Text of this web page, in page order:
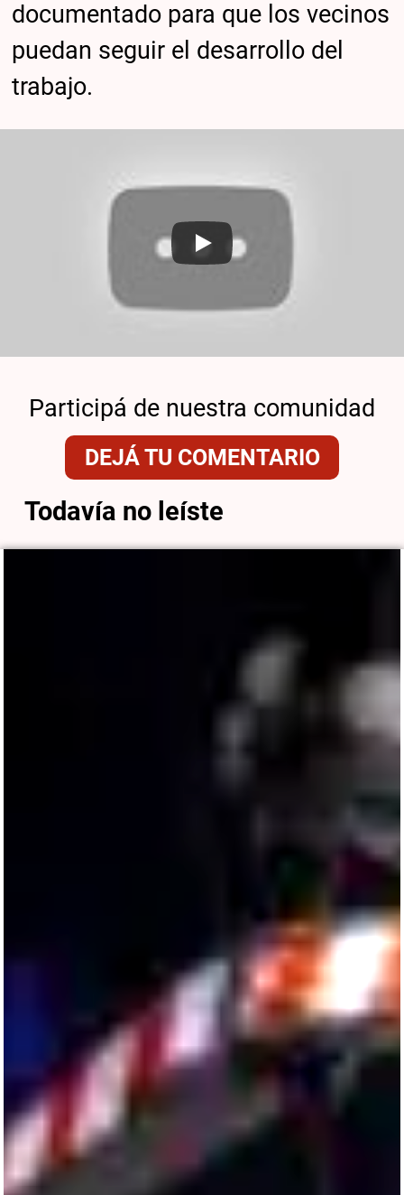
documentado para que los vecinos
puedan seguir el desarrollo del
trabajo.
Participá de nuestra comunidad
DEJÁ TU COMENTARIO
Todavía no leíste